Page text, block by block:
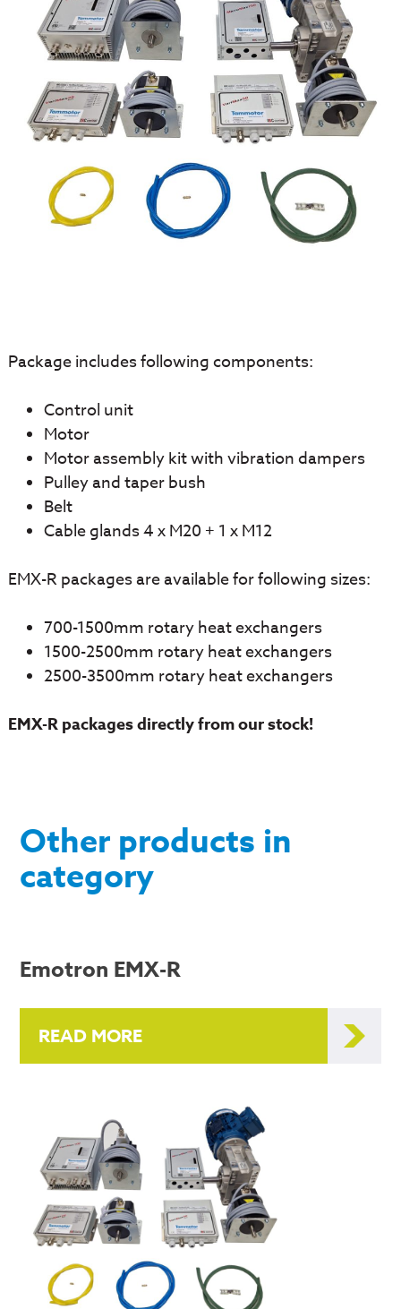
Package includes following components:
Control unit
Motor
Motor assembly kit with vibration dampers
Pulley and taper bush
Belt
Cable glands 4 x M20 + 1 x M12
EMX-R packages are available for following sizes:
700-1500mm rotary heat exchangers
1500-2500mm rotary heat exchangers
2500-3500mm rotary heat exchangers
EMX-R packages directly from our stock!
Other products in
category
Emotron EMX-R
READ MORE